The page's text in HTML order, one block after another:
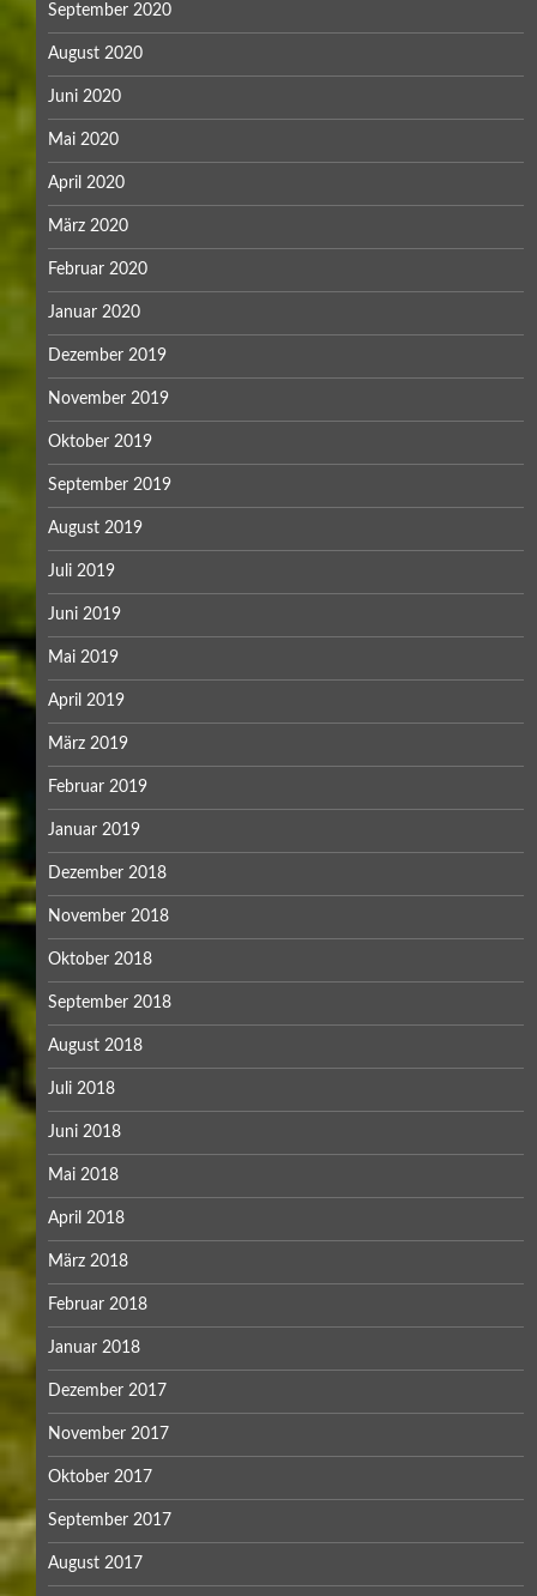
September 2020
August 2020
Juni 2020
Mai 2020
April 2020
März 2020
Februar 2020
Januar 2020
Dezember 2019
November 2019
Oktober 2019
September 2019
August 2019
Juli 2019
Juni 2019
Mai 2019
April 2019
März 2019
Februar 2019
Januar 2019
Dezember 2018
November 2018
Oktober 2018
September 2018
August 2018
Juli 2018
Juni 2018
Mai 2018
April 2018
März 2018
Februar 2018
Januar 2018
Dezember 2017
November 2017
Oktober 2017
September 2017
August 2017